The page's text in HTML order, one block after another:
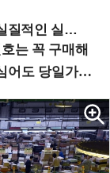
(9/18 양재역)